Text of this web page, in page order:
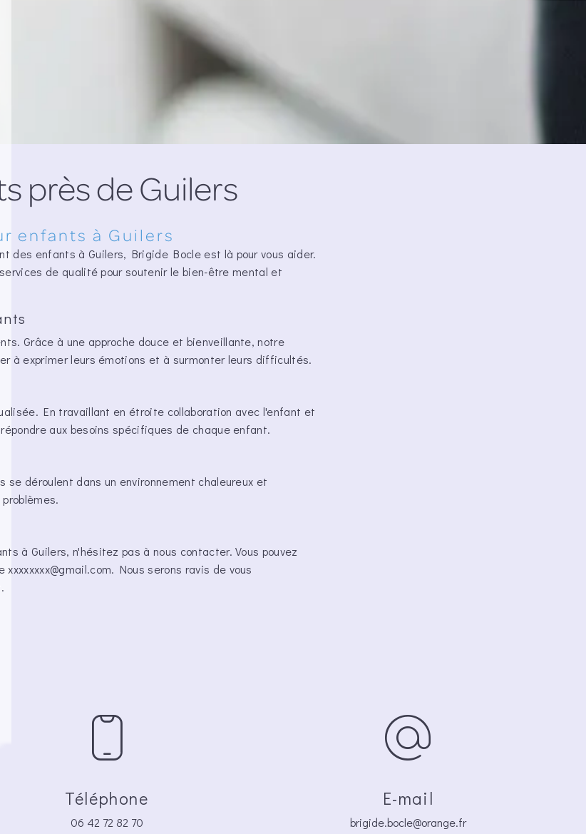
près de Guilers
enfants à Guilers
des enfants à Guilers, Brigide Bocle est là pour vous aider.
de qualité pour soutenir le bien-être mental et
Grâce à une approche douce et bienveillante, notre
à exprimer leurs émotions et à surmonter leurs difficultés.
En travaillant en étroite collaboration avec l'enfant et
aux besoins spécifiques de chaque enfant.
déroulent dans un environnement chaleureux et
à Guilers, n'hésitez pas à nous contacter. Vous pouvez
Nous serons ravis de vous
Téléphone
06 42 72 82 70
E-mail
brigide.bocle@orange.fr